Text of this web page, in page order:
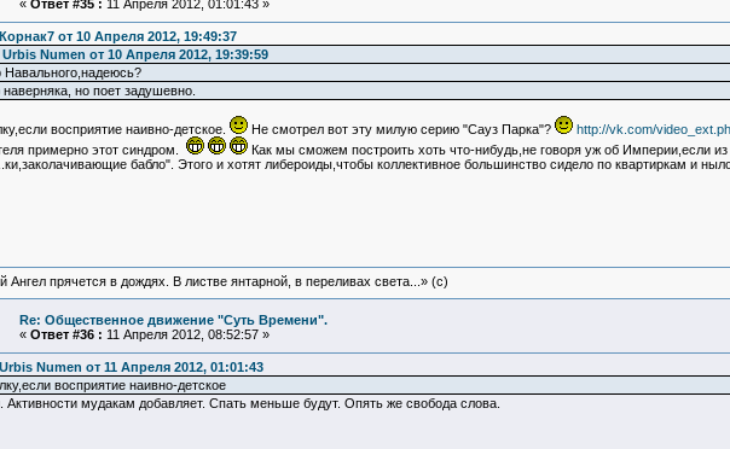
« Ответ #35 : 11 Апреля 2012, 01:01:43 »
от 10 Апреля 2012, 19:49:37
Urbis Numen от 10 Апреля 2012, 19:39:59
Навального,надеюсь?
но поет задушевно.
восприятие наивно-детское. Не смотрел вот эту милую серию "Сауз Парка"? http://vk.com/
примерно этот синдром.
Как мы сможем построить хоть что-нибудь,не говоря уж об Империи,если
бабло". Этого и хотят либероиды,чтобы коллективное большинство сидело по квартиркам и
Ангел прячется в дождях. В листве янтарной, в переливах света...» (c)
Re: Общественное движение "Суть Времени".
« Ответ #36 : 11 Апреля 2012, 08:52:57 »
Numen от 11 Апреля 2012, 01:01:43
восприятие наивно-детское
Активности мудакам добавляет. Спать меньше будут. Опять же свобода слова.